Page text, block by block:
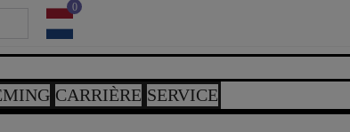
0
CARRIÈRE SERVICE